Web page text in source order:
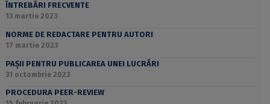
ÎNTREBĂRI FRECVENTE
13 martie 2023
NORME DE REDACTARE PENTRU AUTORI
17 martie 2023
PAȘII PENTRU PUBLICAREA UNEI LUCRĂRI
31 octombrie 2023
PROCEDURA PEER-REVIEW